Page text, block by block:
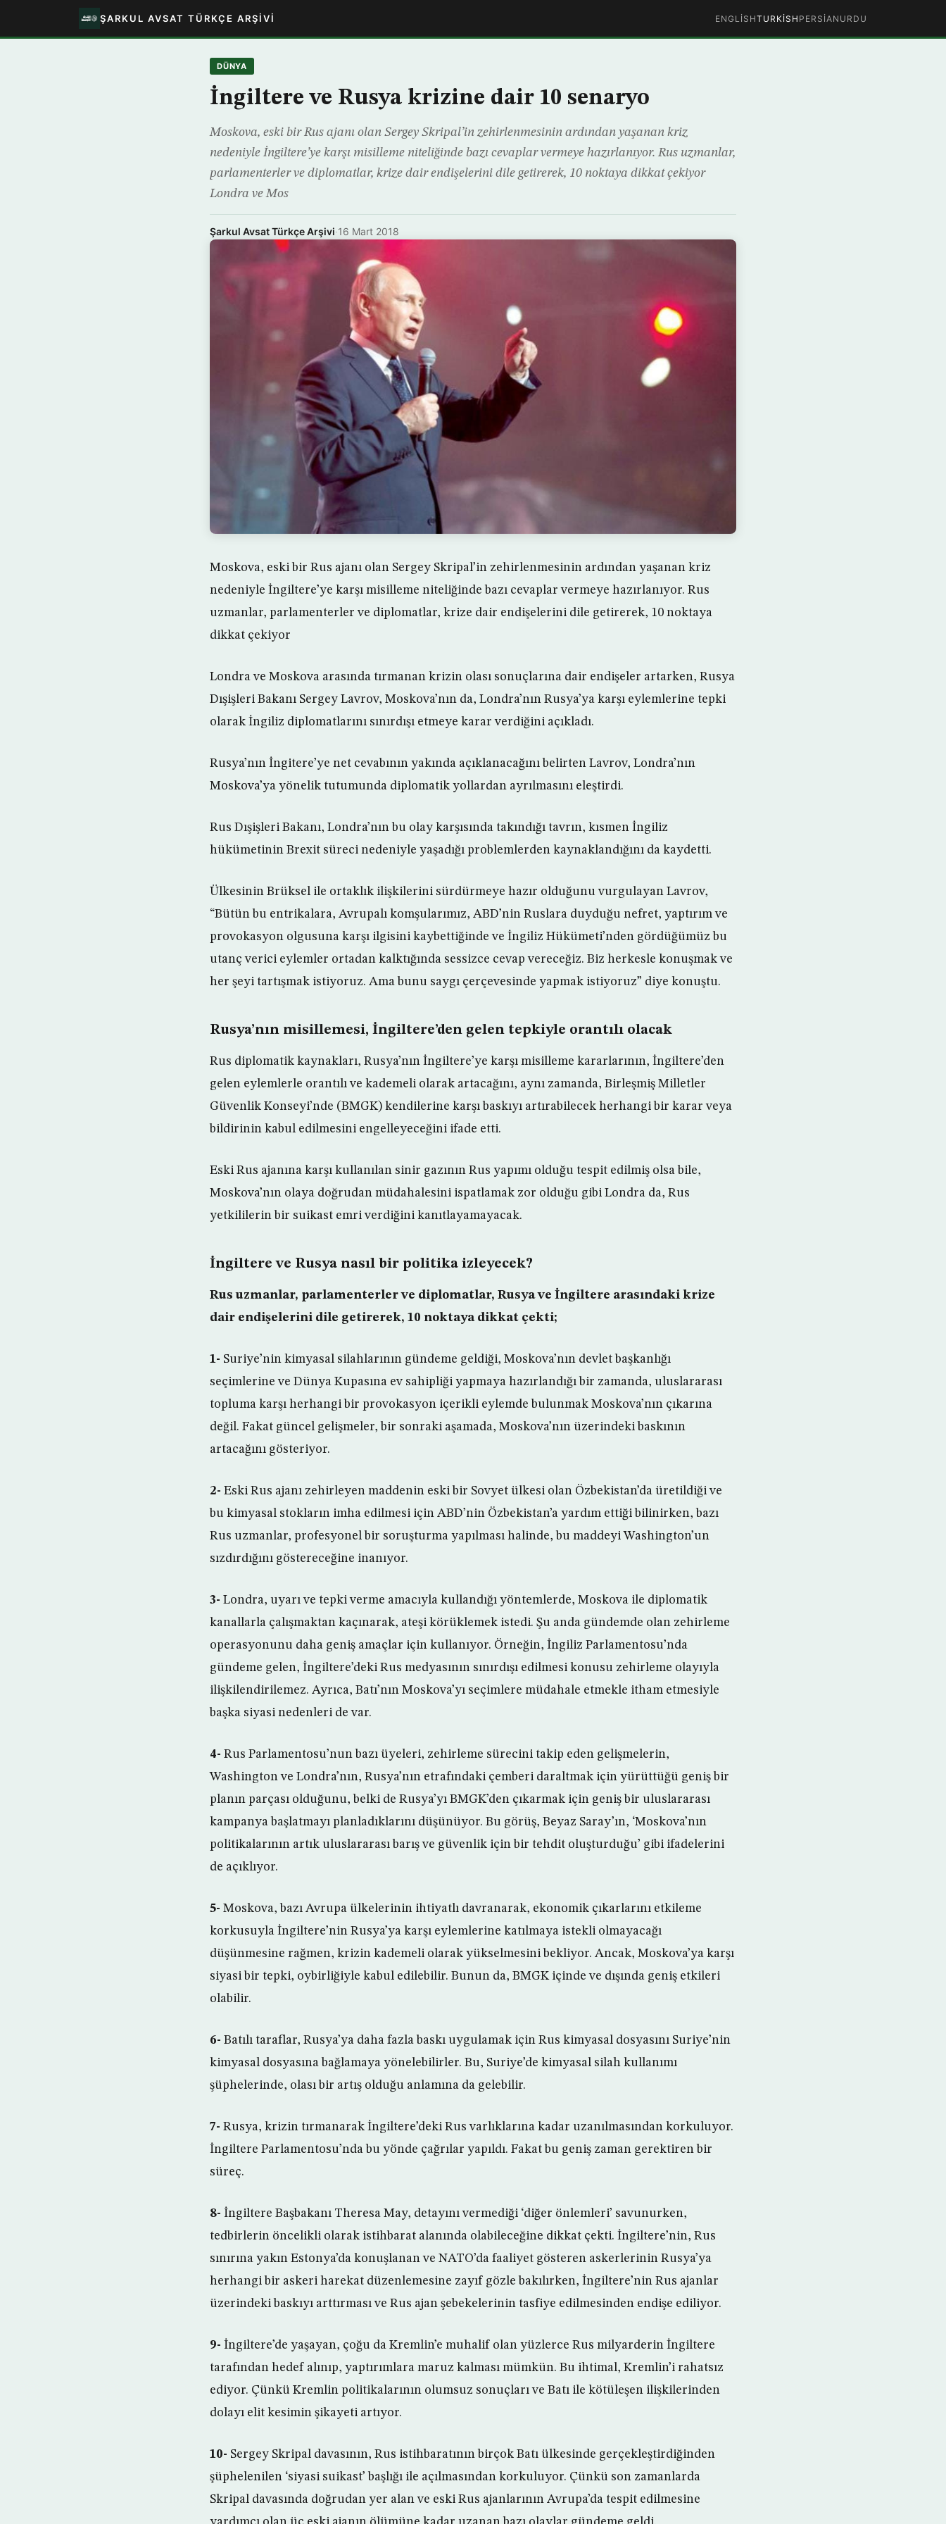
ŞARKUL AVSAT TÜRKÇE ARŞIVI ENGLISHTURKISH PERSIAN URDU
DÜNYA
İngiltere ve Rusya krizine dair 10 senaryo
Moskova, eski bir Rus ajanı olan Sergey Skripal’in zehirlenmesinin ardından yaşanan kriz
nedeniyle İngiltere’ye karşı misilleme niteliğinde bazı cevaplar vermeye hazırlanıyor. Rus uzmanlar,
parlamenterler ve diplomatlar, krize dair endişelerini dile getirerek, 10 noktaya dikkat çekiyor
Londra ve Mos
Şarkul Avsat Türkçe Arşivi·16 Mart 2018
Moskova, eski bir Rus ajanı olan Sergey Skripal’in zehirlenmesinin ardından yaşanan kriz
nedeniyle İngiltere’ye karşı misilleme niteliğinde bazı cevaplar vermeye hazırlanıyor. Rus
uzmanlar, parlamenterler ve diplomatlar, krize dair endişelerini dile getirerek, 10 noktaya
dikkat çekiyor
Londra ve Moskova arasında tırmanan krizin olası sonuçlarına dair endişeler artarken, Rusya
Dışişleri Bakanı Sergey Lavrov, Moskova’nın da, Londra’nın Rusya’ya karşı eylemlerine tepki
olarak İngiliz diplomatlarını sınırdışı etmeye karar verdiğini açıkladı.
Rusya’nın İngitere’ye net cevabının yakında açıklanacağını belirten Lavrov, Londra’nın
Moskova’ya yönelik tutumunda diplomatik yollardan ayrılmasını eleştirdi.
Rus Dışişleri Bakanı, Londra’nın bu olay karşısında takındığı tavrın, kısmen İngiliz
hükümetinin Brexit süreci nedeniyle yaşadığı problemlerden kaynaklandığını da kaydetti.
Ülkesinin Brüksel ile ortaklık ilişkilerini sürdürmeye hazır olduğunu vurgulayan Lavrov,
“Bütün bu entrikalara, Avrupalı komşularımız, ABD’nin Ruslara duyduğu nefret, yaptırım ve
provokasyon olgusuna karşı ilgisini kaybettiğinde ve İngiliz Hükümeti’nden gördüğümüz bu
utanç verici eylemler ortadan kalktığında sessizce cevap vereceğiz. Biz herkesle konuşmak ve
her şeyi tartışmak istiyoruz. Ama bunu saygı çerçevesinde yapmak istiyoruz” diye konuştu.
Rusya’nın misillemesi, İngiltere’den gelen tepkiyle orantılı olacak
Rus diplomatik kaynakları, Rusya’nın İngiltere’ye karşı misilleme kararlarının, İngiltere’den
gelen eylemlerle orantılı ve kademeli olarak artacağını, aynı zamanda, Birleşmiş Milletler
Güvenlik Konseyi’nde (BMGK) kendilerine karşı baskıyı artırabilecek herhangi bir karar veya
bildirinin kabul edilmesini engelleyeceğini ifade etti.
Eski Rus ajanına karşı kullanılan sinir gazının Rus yapımı olduğu tespit edilmiş olsa bile,
Moskova’nın olaya doğrudan müdahalesini ispatlamak zor olduğu gibi Londra da, Rus
yetkililerin bir suikast emri verdiğini kanıtlayamayacak.
İngiltere ve Rusya nasıl bir politika izleyecek?
Rus uzmanlar, parlamenterler ve diplomatlar, Rusya ve İngiltere arasındaki krize
dair endişelerini dile getirerek, 10 noktaya dikkat çekti;
1- Suriye’nin kimyasal silahlarının gündeme geldiği, Moskova’nın devlet başkanlığı
seçimlerine ve Dünya Kupasına ev sahipliği yapmaya hazırlandığı bir zamanda, uluslararası
topluma karşı herhangi bir provokasyon içerikli eylemde bulunmak Moskova’nın çıkarına
değil. Fakat güncel gelişmeler, bir sonraki aşamada, Moskova’nın üzerindeki baskının
artacağını gösteriyor.
2- Eski Rus ajanı zehirleyen maddenin eski bir Sovyet ülkesi olan Özbekistan’da üretildiği ve
bu kimyasal stokların imha edilmesi için ABD’nin Özbekistan’a yardım ettiği bilinirken, bazı
Rus uzmanlar, profesyonel bir soruşturma yapılması halinde, bu maddeyi Washington’un
sızdırdığını göstereceğine inanıyor.
3- Londra, uyarı ve tepki verme amacıyla kullandığı yöntemlerde, Moskova ile diplomatik
kanallarla çalışmaktan kaçınarak, ateşi körüklemek istedi. Şu anda gündemde olan zehirleme
operasyonunu daha geniş amaçlar için kullanıyor. Örneğin, İngiliz Parlamentosu’nda
gündeme gelen, İngiltere’deki Rus medyasının sınırdışı edilmesi konusu zehirleme olayıyla
ilişkilendirilemez. Ayrıca, Batı’nın Moskova’yı seçimlere müdahale etmekle itham etmesiyle
başka siyasi nedenleri de var.
4- Rus Parlamentosu’nun bazı üyeleri, zehirleme sürecini takip eden gelişmelerin,
Washington ve Londra’nın, Rusya’nın etrafındaki çemberi daraltmak için yürüttüğü geniş bir
planın parçası olduğunu, belki de Rusya’yı BMGK’den çıkarmak için geniş bir uluslararası
kampanya başlatmayı planladıklarını düşünüyor. Bu görüş, Beyaz Saray’ın, ‘Moskova’nın
politikalarının artık uluslararası barış ve güvenlik için bir tehdit oluşturduğu’ gibi ifadelerini
de açıklıyor.
5- Moskova, bazı Avrupa ülkelerinin ihtiyatlı davranarak, ekonomik çıkarlarını etkileme
korkusuyla İngiltere’nin Rusya’ya karşı eylemlerine katılmaya istekli olmayacağı
düşünmesine rağmen, krizin kademeli olarak yükselmesini bekliyor. Ancak, Moskova’ya karşı
siyasi bir tepki, oybirliğiyle kabul edilebilir. Bunun da, BMGK içinde ve dışında geniş etkileri
olabilir.
6- Batılı taraflar, Rusya’ya daha fazla baskı uygulamak için Rus kimyasal dosyasını Suriye’nin
kimyasal dosyasına bağlamaya yönelebilirler. Bu, Suriye’de kimyasal silah kullanımı
şüphelerinde, olası bir artış olduğu anlamına da gelebilir.
7- Rusya, krizin tırmanarak İngiltere’deki Rus varlıklarına kadar uzanılmasından korkuluyor.
İngiltere Parlamentosu’nda bu yönde çağrılar yapıldı. Fakat bu geniş zaman gerektiren bir
süreç.
8- İngiltere Başbakanı Theresa May, detayını vermediği ‘diğer önlemleri’ savunurken,
tedbirlerin öncelikli olarak istihbarat alanında olabileceğine dikkat çekti. İngiltere’nin, Rus
sınırına yakın Estonya’da konuşlanan ve NATO’da faaliyet gösteren askerlerinin Rusya’ya
herhangi bir askeri harekat düzenlemesine zayıf gözle bakılırken, İngiltere’nin Rus ajanlar
üzerindeki baskıyı arttırması ve Rus ajan şebekelerinin tasfiye edilmesinden endişe ediliyor.
9- İngiltere’de yaşayan, çoğu da Kremlin’e muhalif olan yüzlerce Rus milyarderin İngiltere
tarafından hedef alınıp, yaptırımlara maruz kalması mümkün. Bu ihtimal, Kremlin’i rahatsız
ediyor. Çünkü Kremlin politikalarının olumsuz sonuçları ve Batı ile kötüleşen ilişkilerinden
dolayı elit kesimin şikayeti artıyor.
10- Sergey Skripal davasının, Rus istihbaratının birçok Batı ülkesinde gerçekleştirdiğinden
şüphelenilen ‘siyasi suikast’ başlığı ile açılmasından korkuluyor. Çünkü son zamanlarda
Skripal davasında doğrudan yer alan ve eski Rus ajanlarının Avrupa’da tespit edilmesine